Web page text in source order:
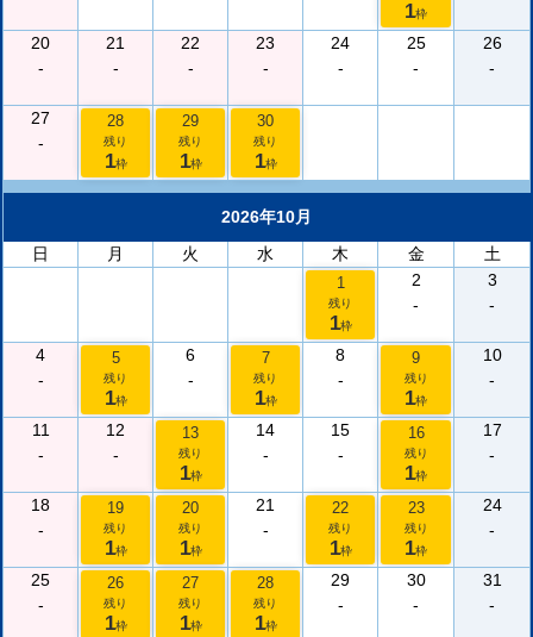
1枠
20
-
21
-
22
-
23
-
24
-
25
-
26
-
27
-
28
残り
1枠
29
残り
1枠
30
残り
1枠
2026年10月
日
月 火 水 木 金 土
1
残り
1枠
2
-
3
-
4
-
5
残り
1枠
6
-
7
残り
1枠
8
-
9
残り
1枠
10
-
11
-
12
-
13
残り
1枠
14
-
15
-
16
残り
1枠
17
-
18
-
19
残り
1枠
20
残り
1枠
21
-
22
残り
1枠
23
残り
1枠
24
-
25
-
26
残り
1枠
27
残り
1枠
28
残り
1枠
29
-
30
-
31
-